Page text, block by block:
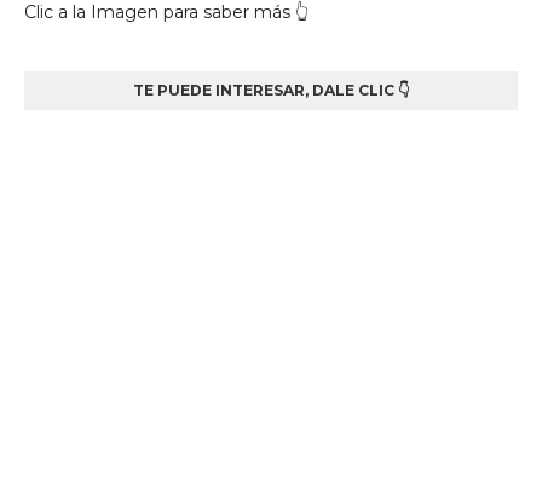
Clic a la Imagen para saber más 👆
TE PUEDE INTERESAR, DALE CLIC 👇